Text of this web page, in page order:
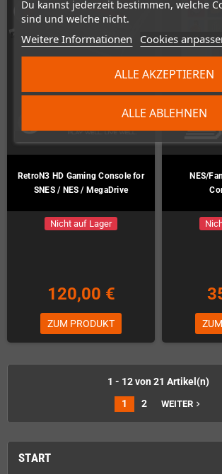
Du kannst jederzeit bestimmen, welche
sind und welche nicht.
Weitere Informationen Cookies
ALLE ABLEHNEN
ALLE AKZEPTIEREN
START
RetroN3 HD Gaming Console for
SNES / NES / MegaDrive
Nicht auf Lager
120,00 €
ZUM PRODUKT
NES/
1 - 12 von 21 Artikel(n)
1
2 WEITERnavigate_next